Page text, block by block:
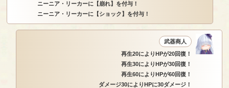
ニーニア・リーカーに【崩れ】を付与！
ニーニア・リーカーに【ショック】を付与！
武器商人
再生20によりHPが20回復！
再生30によりHPが30回復！
再生60によりHPが60回復！
ダメージ30によりHPに30ダメージ！